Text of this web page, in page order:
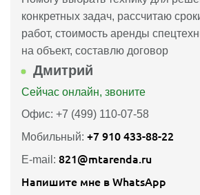
конкретных задач, рассчитаю
работ, стоимость аренды
на объект, составлю договор
Дмитрий
Сейчас онлайн, звоните
Офис: +7 (499) 110-07-58
Мобильный: +7 910 433-88-22
E-mail: 821@mtarenda.ru
Напишите мне в WhatsApp